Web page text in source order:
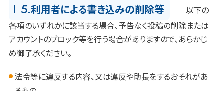
5.利用者による書き込みの削除等
以下の
各項のいずれかに該当する場合、予告なく投稿の削除または
アカウントのブロック等を行う場合がありますので、あらかじ
め御了承ください。
法令等に違反する内容、又は違反や助長をするおそれがあ